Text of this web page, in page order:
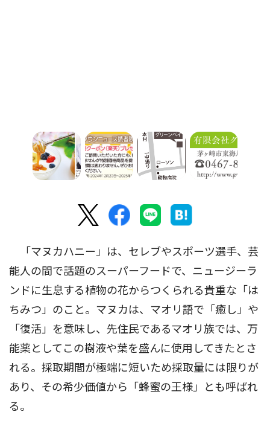
「マヌカハニー」は、セレブやスポーツ選手、芸
能人の間で話題のスーパーフードで、ニュージーラ
ンドに生息する植物の花からつくられる貴重な「は
ちみつ」のこと。マヌカは、マオリ語で「癒し」や
「復活」を意味し、先住民であるマオリ族では、万
能薬としてこの樹液や葉を盛んに使用してきたとさ
れる。採取期間が極端に短いため採取量には限りが
あり、その希少価値から「蜂蜜の王様」とも呼ばれ
る。